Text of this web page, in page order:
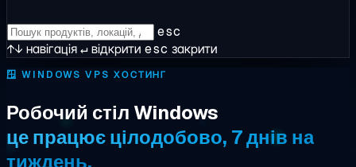
esc
↑↓ навігація↵відкрити esc закрити
🪟 WINDOWS VPS ХОСТИНГ
Робочий стіл Windows
це працює цілодобово, 7 днів на
тиждень.